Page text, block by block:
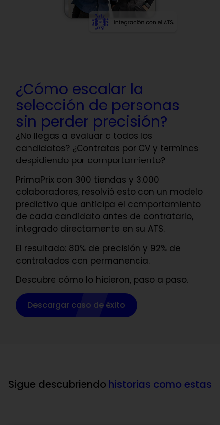
¿Cómo escalar la
selección de personas
sin perder precisión?
¿No llegas a evaluar a todos los
candidatos? ¿Contratas por CV y terminas
despidiendo por comportamiento?
PrimaPrix con 300 tiendas y 3.000
colaboradores, resolvió esto con un modelo
predictivo que anticipa el comportamiento
de cada candidato antes de contratarlo,
integrado directamente en su ATS.
El resultado: 80% de precisión y 92% de
contratados con permanencia.
Descubre cómo lo hicieron, paso a paso.
Descargar caso de éxito
Sigue descubriendo historias como estas